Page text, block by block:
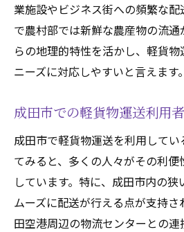
成田空港からの国際配
成田空港の物流インフ
国際物流のハブとして
運送
成田市軽貨物運送農産物の
ながり
成田市のビジネス環境
成田市での起業と軽貨
成田市の企業活動を支
ビジネスの効率化と軽
業施設やビジネス街への頻繁な
で農村部では新鮮な農産物の流
らの地理的特性を活かし、軽貨
ニーズに対応しやすいと言えます。
成田市での軽貨物運送利用
成田市で軽貨物運送を利用して
てみると、多くの人々がその利
しています。特に、成田市内の
ムーズに配送が行える点が支持
田空港周辺の物流センターとの